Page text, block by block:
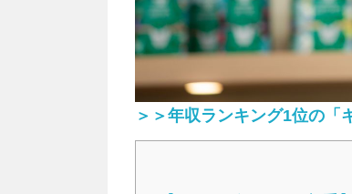
＞＞年収ランキング1位の「